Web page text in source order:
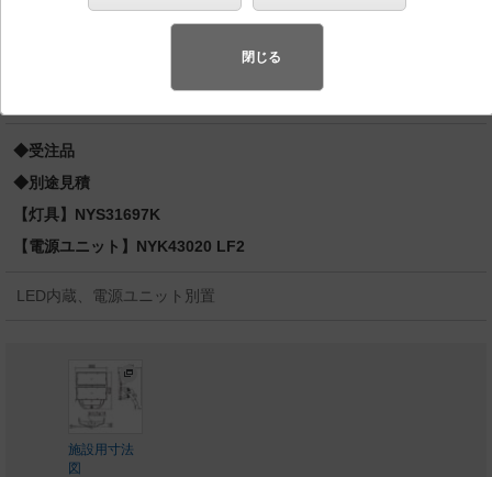
イプ1500形1灯器具相当 マルチハロゲン灯Sタイプ1500
適で先進的な照明環境をご提案する商品群です）
◆受注品
◆別途見積
【灯具】NYS31697K
【電源ユニット】NYK43020 LF2
LED内蔵、電源ユニット別置
施設用寸法
図
閉じる